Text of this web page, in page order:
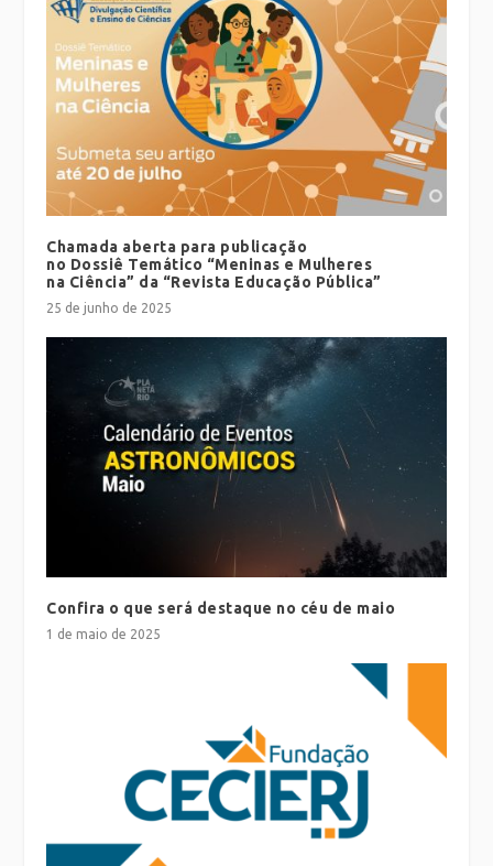
Chamada aberta para publicação
no Dossiê Temático “Meninas e Mulheres
na Ciência” da “Revista Educação Pública”
25 de junho de 2025
Confira o que será destaque no céu de maio
1 de maio de 2025